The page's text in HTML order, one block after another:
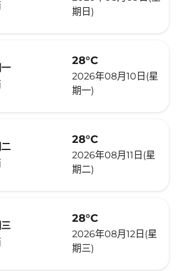
期日)
28°C
2026年08月10日(星
期一)
28°C
2026年08月11日(星
期二)
28°C
2026年08月12日(星
期三)